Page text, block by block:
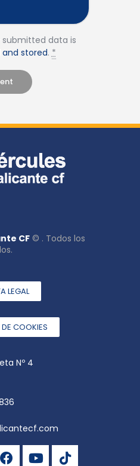
data is
stored. *
CF © . Todos los
LEGAL
COOKIES
Nº 4